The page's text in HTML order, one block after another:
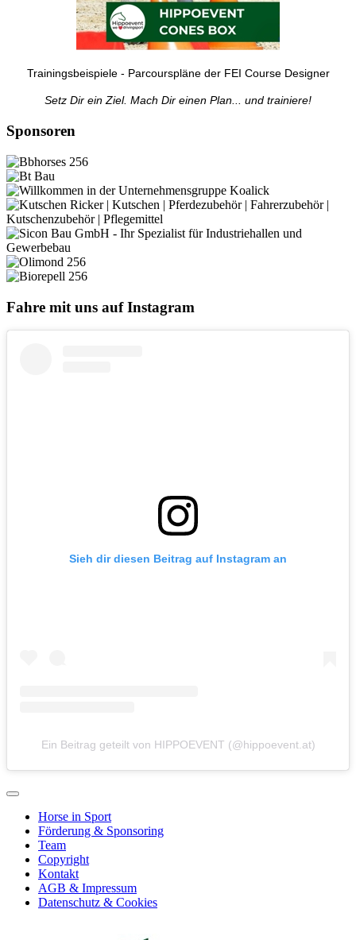
Trainingsbeispiele - Parcourspläne der FEI Course Designer
Setz Dir ein Ziel. Mach Dir einen Plan... und trainiere!
Sponsoren
Fahre mit uns auf Instagram
Sieh dir diesen Beitrag auf Instagram an
Ein Beitrag geteilt von HIPPOEVENT (@hippoevent.at)
Horse in Sport
Förderung & Sponsoring
Team
Copyright
Kontakt
AGB & Impressum
Datenschutz & Cookies